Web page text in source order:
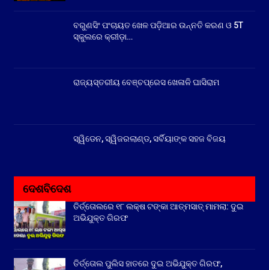
ବରୁଣସିଂ ପଂଚାୟତ ଖେଳ ପଡ଼ିଆର ଉନ୍ନତି କରଣ ଓ 5T
ସ୍କୁଲରେ କ୍ରୀଡ଼ା…
ରାଜ୍ୟସ୍ତରୀୟ ବେଞ୍ଚପ୍ରେସ ଖେଳାଳି ଘାସିରାମ
ସ୍ୱିଡେନ, ସ୍ୱିଜରଲାଣ୍ଡ, ସର୍ବିୟାଙ୍କ ସହଜ ବିଜୟ
ଦେଶବିଦେଶ
ତିର୍ତ୍ତୋଲରେ ୧୮ ଲକ୍ଷ ଟଙ୍କା ଆତ୍ମସାତ୍ ମାମଲା: ଦୁଇ
ଅଭିଯୁକ୍ତ ଗିରଫ
ତିର୍ତ୍ତୋଲ ପୁଲିସ ହାତରେ ଦୁଇ ଅଭିଯୁକ୍ତ ଗିରଫ,